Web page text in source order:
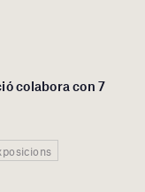
colabora con 7